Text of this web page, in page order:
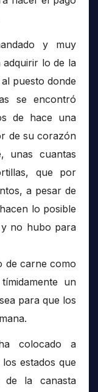
y muy
lo de la
puesto donde
se encontró
de hace una
de su corazón
unas cuantas
que por
a pesar de
lo posible
no hubo para
de carne como
un
para que los
colocado a
estados que
de la canasta